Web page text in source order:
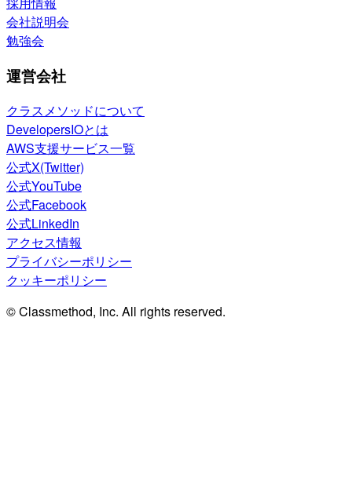
会社説明会
勉強会
運営会社
クラスメソッドについて
DevelopersIOとは
AWS支援サービス一覧
公式X(Twitter)
公式YouTube
公式Facebook
公式LinkedIn
アクセス情報
プライバシーポリシー
クッキーポリシー
© Classmethod, Inc. All rights reserved.